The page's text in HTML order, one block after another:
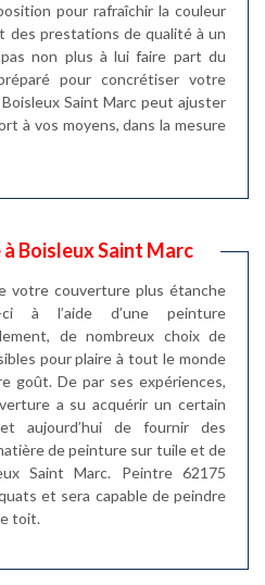
pour rafraîchir la couleur
des prestations de qualité à un
non plus à lui faire part du
pour concrétiser votre
Saint Marc peut ajuster
à vos moyens, dans la mesure
Boisleux Saint Marc
votre couverture plus étanche
à l’aide d’une peinture
de nombreux choix de
pour plaire à tout le monde
goût. De par ses expériences,
a su acquérir un certain
aujourd’hui de fournir des
de peinture sur tuile et de
Saint Marc. Peintre 62175
et sera capable de peindre
toit.